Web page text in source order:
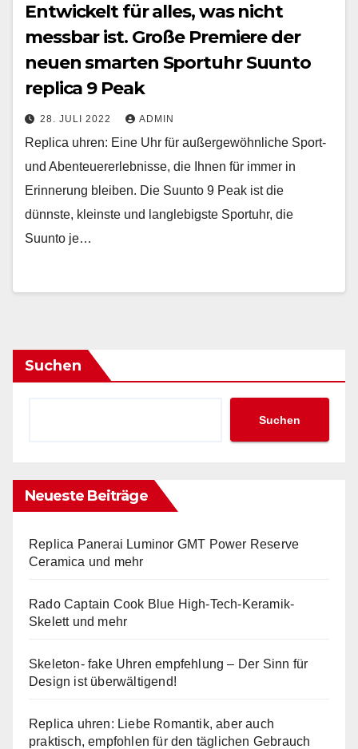
Entwickelt für alles, was nicht
messbar ist. Große Premiere der
neuen smarten Sportuhr Suunto
replica 9 Peak
28. JULI 2022 ADMIN
Replica uhren: Eine Uhr für außergewöhnliche Sport-
und Abenteuererlebnisse, die Ihnen für immer in
Erinnerung bleiben. Die Suunto 9 Peak ist die
dünnste, kleinste und langlebigste Sportuhr, die
Suunto je…
Suchen
Suchen
Neueste Beiträge
Replica Panerai Luminor GMT Power Reserve
Ceramica und mehr
Rado Captain Cook Blue High-Tech-Keramik-
Skelett und mehr
Skeleton- fake Uhren empfehlung – Der Sinn für
Design ist überwältigend!
Replica uhren: Liebe Romantik, aber auch
praktisch, empfohlen für den täglichen Gebrauch